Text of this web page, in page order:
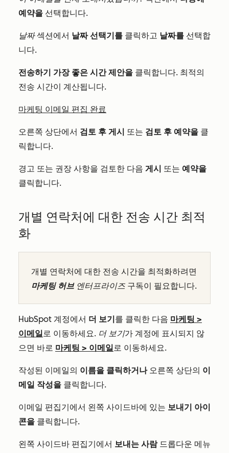
예약을 선택합니다.
날짜섹션에서 날짜 선택기를 클릭하고 날짜를 선택합
니다.
전송하기 가장 좋은 시간 제안을 클릭합니다. 최적의
전송 시간이 계산됩니다.
마케팅 이메일 편집 완료
오른쪽 상단에서 검토 후 게시 또는 검토 후 예약을 클
릭합니다.
경고 또는 권장 사항을 검토한 다음 게시 또는 예약을
클릭합니다.
개별 연락처에 대한 전송 시간 최적
화
개별 연락처에 대한 전송 시간을 최적화하려면
마케팅 허브 엔터프라이즈 구독이 필요합니다.
HubSpot 계정에서 더 보기를 클릭한 다음 마케팅 >
이메일로 이동하세요. 더 보기가 계정에 표시되지 않
으면 바로 마케팅 > 이메일로 이동하세요.
작성된 이메일의 이름을 클릭하거나 오른쪽 상단의 이
메일 작성을 클릭합니다.
이메일 편집기에서 왼쪽 사이드바에 있는 보내기 아이
콘을 클릭합니다.
왼쪽 사이드바 편집기에서 보내는 사람 드롭다운 메뉴